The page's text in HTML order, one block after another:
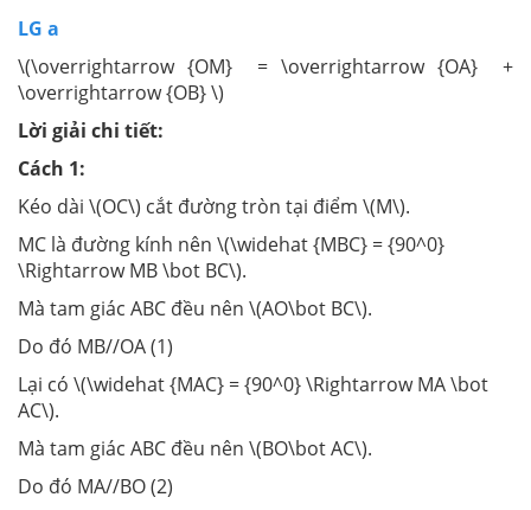
LG a
\(\overrightarrow {OM} = \overrightarrow {OA} +
\overrightarrow {OB} \)
Lời giải chi tiết:
Cách 1:
Kéo dài \(OC\) cắt đường tròn tại điểm \(M\).
MC là đường kính nên \(\widehat {MBC} = {90^0}
\Rightarrow MB \bot BC\).
Mà tam giác ABC đều nên \(AO\bot BC\).
Do đó MB//OA (1)
Lại có \(\widehat {MAC} = {90^0} \Rightarrow MA \bot
AC\).
Mà tam giác ABC đều nên \(BO\bot AC\).
Do đó MA//BO (2)